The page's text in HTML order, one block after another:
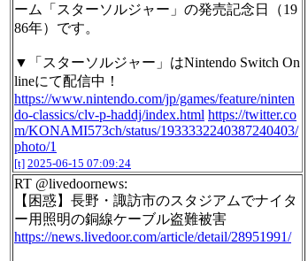
ーム「スターソルジャー」の発売記念日（19
86年）です。
▼「スターソルジャー」はNintendo Switch On
lineにて配信中！
https://www.nintendo.com/jp/games/feature/ninten
do-classics/clv-p-haddj/index.html https://twitter.co
m/KONAMI573ch/status/1933332240387240403/
photo/1
[t] 2025-06-15 07:09:24
RT @livedoornews:
【困惑】長野・諏訪市のスタジアムでナイタ
ー用照明の銅線ケーブル盗難被害
https://news.livedoor.com/article/detail/28951991/